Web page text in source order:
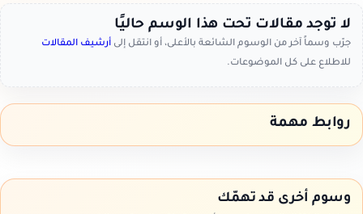
لا توجد مقالات تحت هذا الوسم حاليًا
جرّب وسماً آخر من الوسوم الشائعة بالأعلى، أو انتقل إلى أرشيف المقالات
للاطلاع على كل الموضوعات.
روابط مهمة
وسوم أخرى قد تهمّك